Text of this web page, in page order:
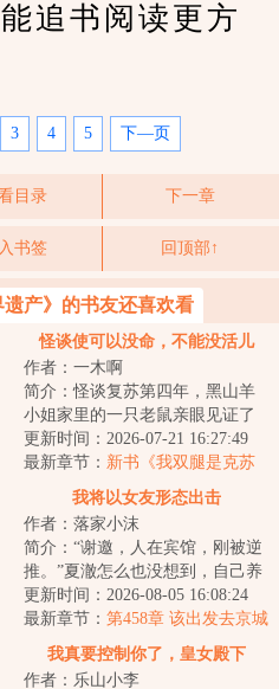
追书阅读更方
3 4 5 下—页
目录 下一章
书签 回顶部↑
产》的书友还喜欢看
怪谈使可以没命，不能没活儿
作者：一木啊
简介：怪谈复苏第四年，黑山羊
小姐家里的一只老鼠亲眼见证了
人类革命的发生。名为“人类”的生
物蜂拥而上...
更新时间：2026-07-21 16:27:49
最新章节： 新书《我双腿是克苏
鲁》，球球各位追读一下
我将以女友形态出击
作者：落家小沫
简介：“谢邀，人在宾馆，刚被逆
推。”夏澈怎么也没想到，自己养
成的赛博女友竟然会来到现实！
一开始，他...
更新时间：2026-08-05 16:08:24
最新章节： 第458章 该出发去京城
我真要控制你了，皇女殿下
作者：乐山小李